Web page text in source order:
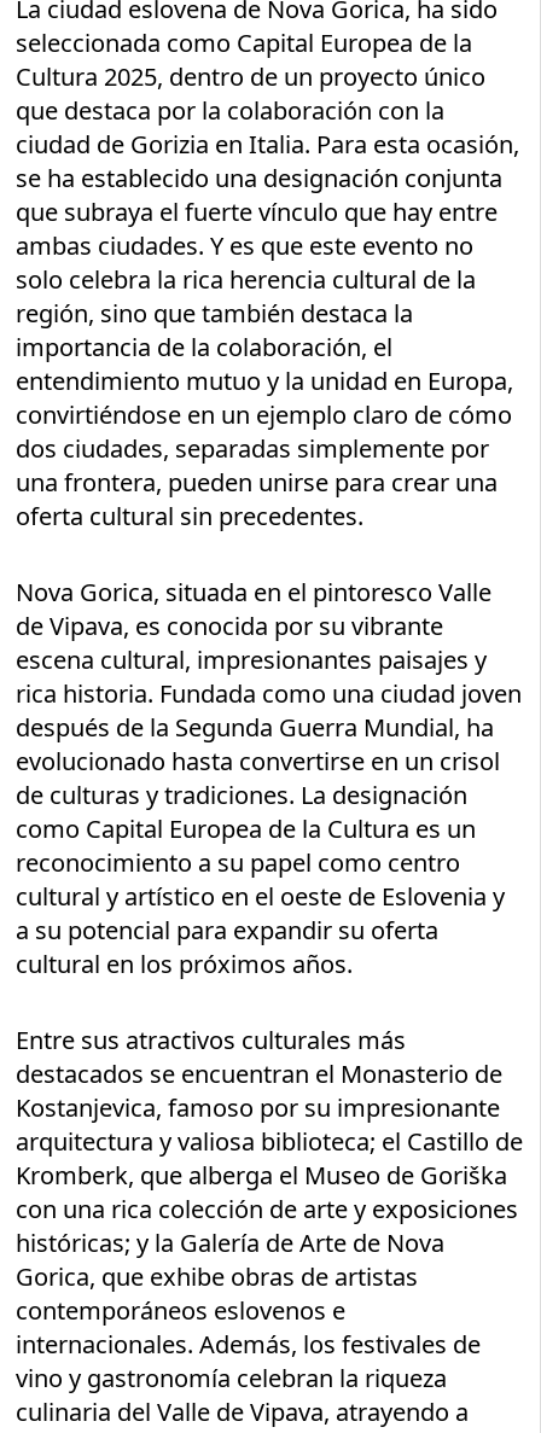
La ciudad eslovena de Nova Gorica, ha sido
seleccionada como Capital Europea de la
Cultura 2025, dentro de un proyecto único
que destaca por la colaboración con la
ciudad de Gorizia en Italia. Para esta ocasión,
se ha establecido una designación conjunta
que subraya el fuerte vínculo que hay entre
ambas ciudades. Y es que este evento no
solo celebra la rica herencia cultural de la
región, sino que también destaca la
importancia de la colaboración, el
entendimiento mutuo y la unidad en Europa,
convirtiéndose en un ejemplo claro de cómo
dos ciudades, separadas simplemente por
una frontera, pueden unirse para crear una
oferta cultural sin precedentes.
Nova Gorica, situada en el pintoresco Valle
de Vipava, es conocida por su vibrante
escena cultural, impresionantes paisajes y
rica historia. Fundada como una ciudad joven
después de la Segunda Guerra Mundial, ha
evolucionado hasta convertirse en un crisol
de culturas y tradiciones. La designación
como Capital Europea de la Cultura es un
reconocimiento a su papel como centro
cultural y artístico en el oeste de Eslovenia y
a su potencial para expandir su oferta
cultural en los próximos años.
Entre sus atractivos culturales más
destacados se encuentran el Monasterio de
Kostanjevica, famoso por su impresionante
arquitectura y valiosa biblioteca; el Castillo de
Kromberk, que alberga el Museo de Goriška
con una rica colección de arte y exposiciones
históricas; y la Galería de Arte de Nova
Gorica, que exhibe obras de artistas
contemporáneos eslovenos e
internacionales. Además, los festivales de
vino y gastronomía celebran la riqueza
culinaria del Valle de Vipava, atrayendo a